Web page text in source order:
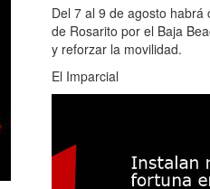
Del 7 al 9 de agosto
de Rosarito por el Baja
y reforzar la movilidad.
El Imparcial